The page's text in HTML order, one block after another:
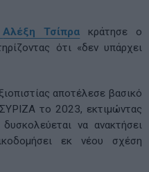
Αλέξη Τσίπρα κράτησε ο
ότι «δεν υπάρχει
αποτέλεσε βασικό
το 2023, εκτιμώντας
να ανακτήσει
εκ νέου σχέση